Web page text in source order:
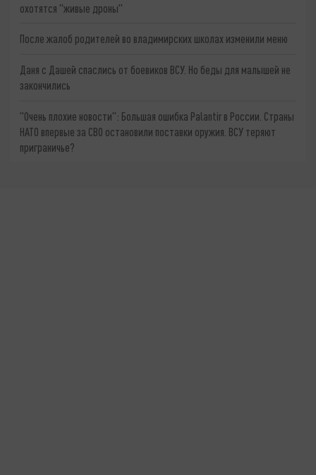
охотятся "живые дроны"
После жалоб родителей во владимирских школах изменили меню
Даня с Дашей спаслись от боевиков ВСУ. Но беды для малышей не
закончились
"Очень плохие новости": Большая ошибка Palantir в России. Страны
НАТО впервые за СВО остановили поставки оружия. ВСУ теряют
приграничье?